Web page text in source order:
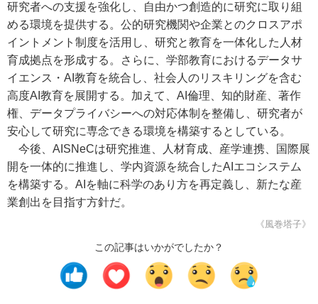
研究者への支援を強化し、自由かつ創造的に研究に取り組
める環境を提供する。公的研究機関や企業とのクロスアポ
イントメント制度を活用し、研究と教育を一体化した人材
育成拠点を形成する。さらに、学部教育におけるデータサ
イエンス・AI教育を統合し、社会人のリスキリングを含む
高度AI教育を展開する。加えて、AI倫理、知的財産、著作
権、データプライバシーへの対応体制を整備し、研究者が
安心して研究に専念できる環境を構築するとしている。
今後、AISNeCは研究推進、人材育成、産学連携、国際展
開を一体的に推進し、学内資源を統合したAIエコシステム
を構築する。AIを軸に科学のあり方を再定義し、新たな産
業創出を目指す方針だ。
《風巻塔子》
この記事はいかがでしたか？